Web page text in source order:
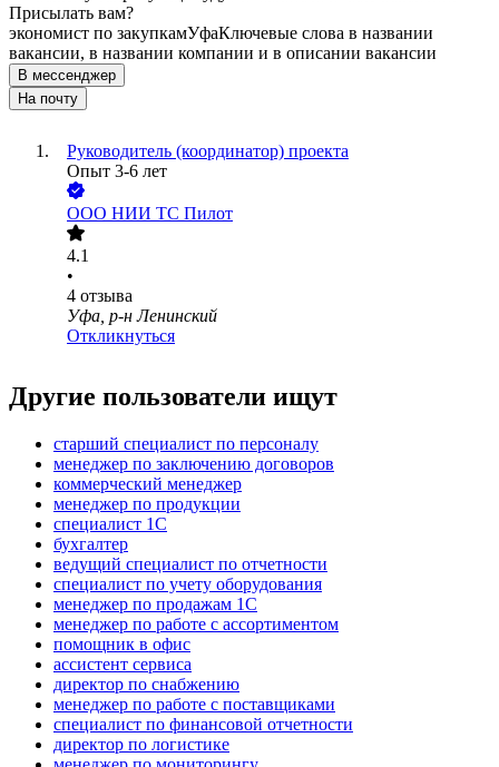
Присылать вам?
экономист по закупкамУфаКлючевые слова в названии
вакансии, в названии компании и в описании вакансии
В мессенджер
На почту
Руководитель (координатор) проекта
Опыт 3-6 лет
ООО НИИ ТС Пилот
4.1
•
4 отзыва
Уфа, р-н Ленинский
Откликнуться
Другие пользователи ищут
старший специалист по персоналу
менеджер по заключению договоров
коммерческий менеджер
менеджер по продукции
специалист 1С
бухгалтер
ведущий специалист по отчетности
специалист по учету оборудования
менеджер по продажам 1С
менеджер по работе с ассортиментом
помощник в офис
ассистент сервиса
директор по снабжению
менеджер по работе с поставщиками
специалист по финансовой отчетности
директор по логистике